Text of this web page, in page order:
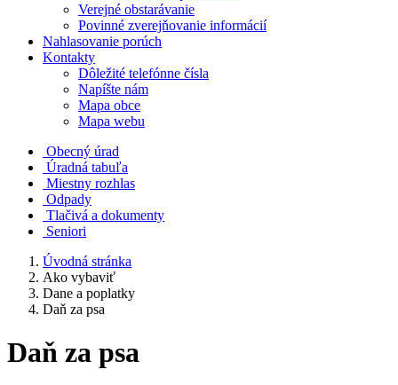
Verejné obstarávanie
Povinné zverejňovanie informácií
Nahlasovanie porúch
Kontakty
Dôležité telefónne čísla
Napíšte nám
Mapa obce
Mapa webu
Obecný úrad
Úradná tabuľa
Miestny rozhlas
Odpady
Tlačivá a dokumenty
Seniori
Úvodná stránka
Ako vybaviť
Dane a poplatky
Daň za psa
Daň za psa